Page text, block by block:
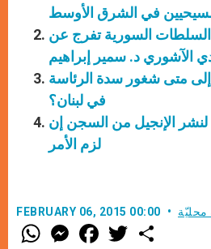
في الشرق الأوسط
السلطات السورية تفرج عن
الآشوري د. سمير إبراهيم
متى شغور سدة الرئاسة
في لبنان؟
الإنجيل من السجن إن
لزم الأمر
FEBRUARY 06, 2015 00:00 محليّة
W
h
M
e
F
a w